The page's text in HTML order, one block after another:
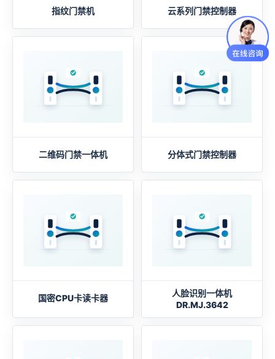
指纹门禁机 云系列门禁控制器
二维码门禁一体机 分体式门禁控制器
国密CPU卡读卡器
人脸识别一体机
DR.MJ.3642